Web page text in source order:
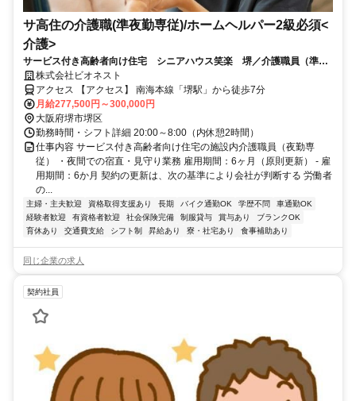
サ高住の介護職(準夜勤専従)/ホームヘルパー2級必須<
介護>
サービス付き高齢者向け住宅 シニアハウス笑楽 堺／介護職員（準夜
勤専従）／月収例28万円以上／正社員登用制度あり／初任者以上／笑楽
(わらく)は5連休を年4回取得できるのでプライベートも充実!資格取得助
成制度あり!＜介護＞
株式会社ビオネスト
アクセス 【アクセス】 南海本線「堺駅」から徒歩7分
月給277,500円～300,000円
大阪府堺市堺区
勤務時間・シフト詳細 20:00～8:00（内休憩2時間）
仕事内容 サービス付き高齢者向け住宅の施設内介護職員（夜勤専
従） ・夜間での宿直・見守り業務 雇用期間：6ヶ月（原則更新） - 雇
用期間：6か月 契約の更新は、次の基準により会社が判断する 労働者
の...
主婦・主夫歓迎 資格取得支援あり 長期 バイク通勤OK 学歴不問
車通勤OK
経験者歓迎
有資格者歓迎 社会保険完備 制服貸与 賞与あり
ブランクOK
育休あり
交通費支給 シフト制 昇給あり 寮・社宅あり 食事補助あり
同じ企業の求人
契約社員